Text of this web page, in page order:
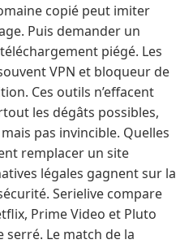
copié peut imiter
Puis demander un
piégé. Les
VPN et bloqueur de
Ces outils n’effacent
les dégâts possibles,
pas invincible. Quelles
remplacer un site
légales gagnent sur la
Serielive compare
Prime Video et Pluto
serré. Le match de la